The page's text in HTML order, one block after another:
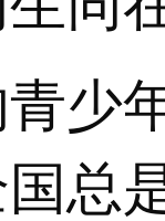
少
总